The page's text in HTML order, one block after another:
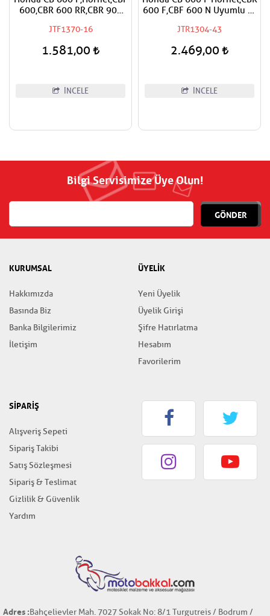
600,CBR 600 RR,CBR 900
RR,Fireblade,CRF 1000
Africa Twin,XL 1000 V
Varadero,CMX 1100
JTF1370-16
1.581,00
İNCELE
600 F,CBF 600 N Uyumlu JT
JTR1304-43
2.469,00
İNCELE
Bilgi Servisimize Üye Olun!
GÖNDER
KURUMSAL
Hakkımızda
Basında Biz
Banka Bilgilerimiz
İletişim
ÜYELİK
Yeni Üyelik
Üyelik Girişi
Şifre Hatırlatma
Hesabım
Favorilerim
SİPARİŞ
Alışveriş Sepeti
Sipariş Takibi
Satış Sözleşmesi
Sipariş & Teslimat
Gizlilik & Güvenlik
Yardım
Adres :Bahçelievler Mah. 7027 Sokak No: 8/1 Turgutreis / Bodrum /